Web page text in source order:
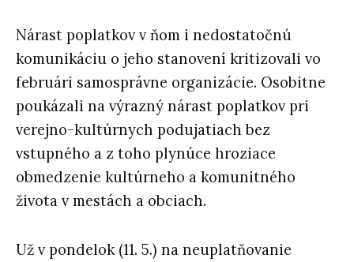
Nárast poplatkov v ňom i nedostatočnú
komunikáciu o jeho stanovení kritizovali vo
februári samosprávne organizácie. Osobitne
poukázali na výrazný nárast poplatkov pri
verejno-kultúrnych podujatiach bez
vstupného a z toho plynúce hroziace
obmedzenie kultúrneho a komunitného
života v mestách a obciach.
Už v pondelok (11. 5.) na neuplatňovanie